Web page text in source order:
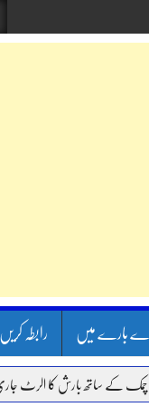
بارے میں رابطہ کریں
کے ساتھ بارش کا الرٹ جاری.